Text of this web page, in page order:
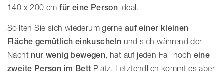
140 x 200 cmfür eine Person ideal.
Sollten Sie sich wiederum gerne auf einer kleinen
Fläche gemütlich einkuscheln und sich während der
Nacht nur wenig bewegen, hat auf jeden Fall noch eine
zweite Person im Bett Platz. Letztendlich kommt es aber